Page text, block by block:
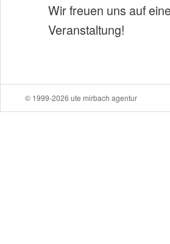
Wir freuen uns auf
Veranstaltung!
© 1999-2026 ute mirbach agentur